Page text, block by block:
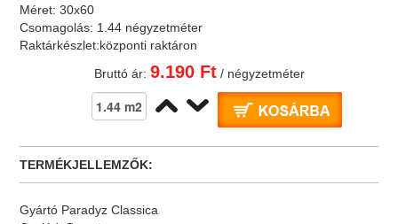
Méret:30x60
Csomagolás: 1.44 négyzetméter
Raktárkészlet:központi raktáron
Bruttó ár: 9.190 Ft/ négyzetméter
TERMÉKJELLEMZŐK:
Gyártó Paradyz Classica